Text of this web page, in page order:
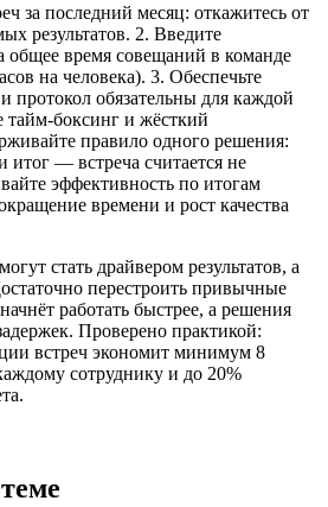
за последний месяц: откажитесь от
результатов. 2. Введите
время совещаний в команде
на человека). 3. Обеспечьте
протокол обязательны для каждой
тайм-боксинг и жёсткий
правило одного решения:
итог — встреча считается не
эффективность по итогам
времени и рост качества
стать драйвером результатов, а
перестроить привычные
работать быстрее, а решения
Проверено практикой:
встреч экономит минимум 8
сотруднику и до 20%